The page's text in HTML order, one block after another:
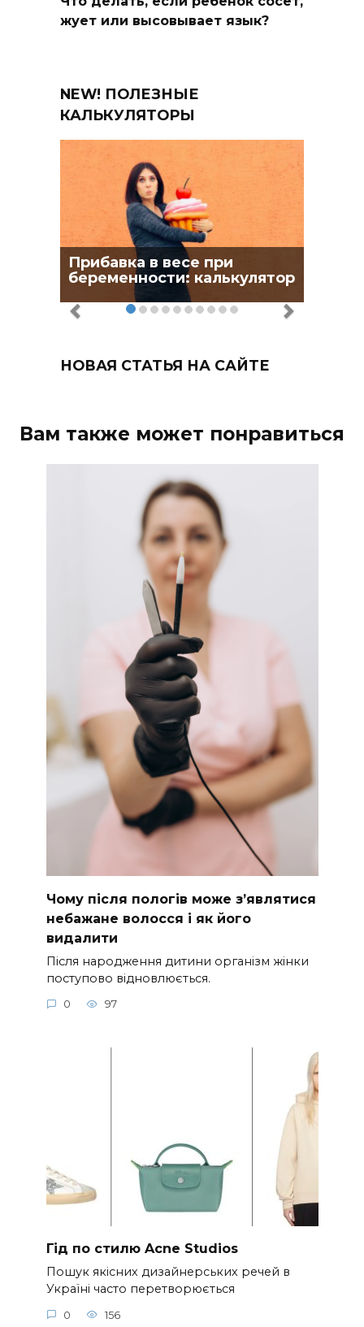
жует или высовывает язык?
NEW! ПОЛЕЗНЫЕ
КАЛЬКУЛЯТОРЫ
Прибавка в весе при
беременности: калькулятор
НОВАЯ СТАТЬЯ НА САЙТЕ
Вам также может понравиться
Чому після пологів може з’являтися
небажане волосся і як його
видалити
Після народження дитини організм жінки
поступово відновлюється.
0 97
Гід по стилю Acne Studios
Пошук якісних дизайнерських речей в
Україні часто перетворюється
0 156